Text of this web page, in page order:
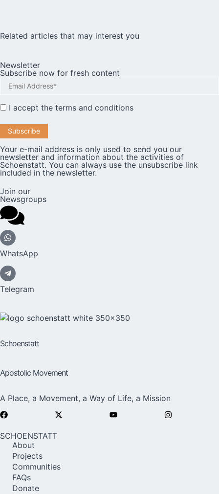
Related articles that may interest you
Newsletter
Subscribe now for fresh content
I accept the terms and conditions
Your e-mail address is only used to send you our
newsletter and information about the activities of
Schoenstatt. You can always use the unsubscribe link
included in the newsletter.
Join our
Newsgroups
WhatsApp
Telegram
Schoenstatt
Apostolic Movement
A Place, a Movement, a Way of Life, a Mission
SCHOENSTATT
About
Projects
Communities
FAQs
Donate